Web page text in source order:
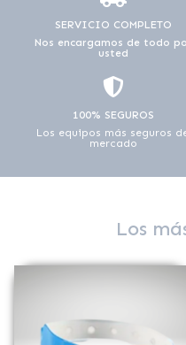
SERVICIO COMPLETO
Nos encargamos de todo
usted
100% SEGUROS
Los equipos más seguros
mercado
Los